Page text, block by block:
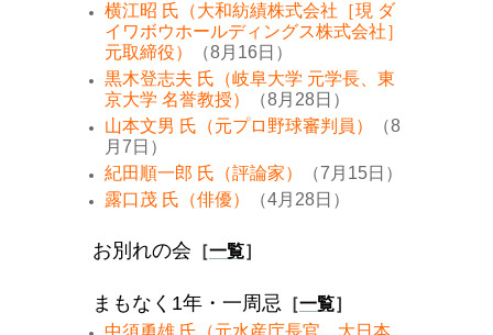
横江昭 氏（大和紡績株式会社［現 ダ
イワボウホールディングス株式会社］
元取締役）
（8月16日）
黒木登志夫 氏（岐阜大学 元学長、東
京大学 名誉教授）
（8月28日）
山本文男 氏（元プロ野球審判員）
（8
月7日）
紀田順一郎 氏（評論家）
（7月15日）
露口茂 氏（俳優）
（4月28日）
お別れの会 ［一覧］
まもなく1年・一周忌 ［一覧］